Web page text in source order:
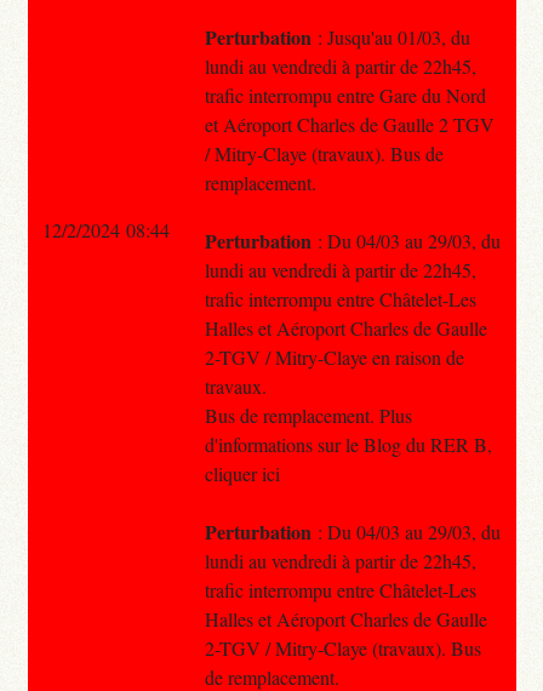
Perturbation : Jusqu'au 01/03, du
lundi au vendredi à partir de 22h45,
trafic interrompu entre Gare du Nord
et Aéroport Charles de Gaulle 2 TGV
/ Mitry-Claye (travaux). Bus de
remplacement.
Perturbation : Du 04/03 au 29/03, du
lundi au vendredi à partir de 22h45,
trafic interrompu entre Châtelet-Les
Halles et Aéroport Charles de Gaulle
2-TGV / Mitry-Claye en raison de
travaux.
Bus de remplacement. Plus
d'informations sur le Blog du RER B,
cliquer ici
Perturbation : Du 04/03 au 29/03, du
lundi au vendredi à partir de 22h45,
trafic interrompu entre Châtelet-Les
Halles et Aéroport Charles de Gaulle
2-TGV / Mitry-Claye (travaux). Bus
de remplacement.
12/2/2024 08:44